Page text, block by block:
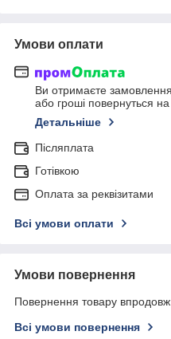
Умови оплати
Ви отримаєте замовлення
або гроші повернуться
Детальніше
Післяплата
Готівкою
Оплата за реквізитами
Всі умови оплати
Умови повернення
Повернення товару
Всі умови повернення